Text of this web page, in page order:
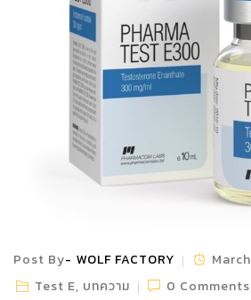
Post By WOLF FACTORY
Test E, บทความ 0 Comments